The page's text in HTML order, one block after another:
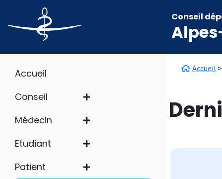
Aller au contenu principal
Conseil
Main navigation
Accueil
Conseil
Médecin
Etudiant
Patient
FilAccueil
Panneau de gestion des cookies